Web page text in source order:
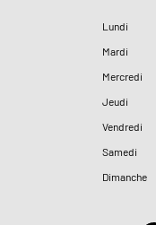
Lundi
Mardi
Mercredi
Jeudi
Vendredi
Samedi
Dimanche